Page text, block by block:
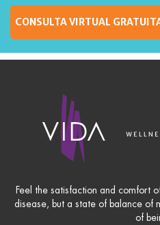
CONSULTA VIRTUAL
Feel the satisfaction and comfort
disease, but a state of balance of
of